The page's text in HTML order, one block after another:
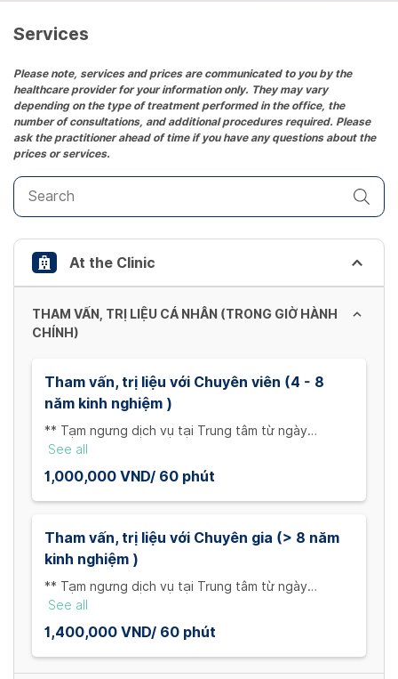
date.
the
question
mark
key
to
get
the
keyboard
shortcuts
for
changing
dates.
Services
Please note, services and prices are communicated to you by the
healthcare provider for your information only. They may vary
depending on the type of treatment performed in the office, the
number of consultations, and additional procedures required. Please
ask the practitioner ahead of time if you have any questions about the
prices or services.
At the Clinic
THAM VẤN, TRỊ LIỆU CÁ NHÂN (TRONG GIỜ HÀNH
CHÍNH)
Tham vấn, trị liệu với Chuyên viên (4 - 8
năm kinh nghiệm )
** Tạm ngưng dịch vụ tại Trung tâm từ ngày
31/12/2022 - 02/01/2023.
1/ Trường hợp muốn đổi lịch hoặc hủy lịch hẹn
trước, thân chủ phải báo trước 3h tính từ lịch hẹn.
2/ Trường hợp hủy lịch hẹn mà không báo trước,
trước đó.
3/ Nếu khách hàng đến muộn mà không báo trước,
phiên làm việc sẽ diễn ra đúng theo lịch ban đầu.
4/ Phí quá giờ: VND 7,000/ phút (Tính phí quá giờ từ
See all
1,000,000 VND/ 60 phút
Tham vấn, trị liệu với Chuyên gia (> 8 năm
kinh nghiệm )
** Tạm ngưng dịch vụ tại Trung tâm từ ngày
31/12/2022 - 02/01/2023.
1/ Trường hợp muốn đổi lịch hoặc hủy lịch hẹn
trước, thân chủ phải báo trước 3h tính từ lịch hẹn.
2/ Trường hợp hủy lịch hẹn mà không báo trước,
See all
1,400,000 VND/ 60 phút